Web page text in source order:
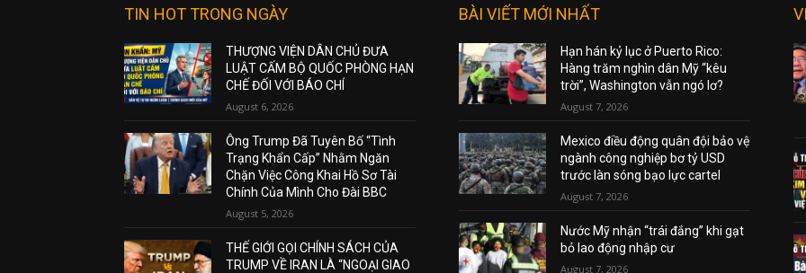
TIN HOT TRONG NGÀY
THƯỢNG VIỆN DÂN CHỦ ĐƯA
LUẬT CẤM BỘ QUỐC PHÒNG HẠN
CHẾ ĐỐI VỚI BÁO CHÍ
August 6, 2026
Ông Trump Đã Tuyên Bố “Tình
Trạng Khẩn Cấp” Nhằm Ngăn
Chặn Việc Công Khai Hồ Sơ Tài
Chính Của Mình Cho Đài BBC
August 5, 2026
THẾ GIỚI GỌI CHÍNH SÁCH CỦA
TRUMP VỀ IRAN LÀ “NGOẠI GIAO
BÀI VIẾT MỚI NHẤT
Hạn hán kỷ lục ở Puerto Rico:
Hàng trăm nghìn dân Mỹ “kêu
trời”, Washington vẫn ngó lơ?
August 7, 2026
Mexico điều động quân đội bảo vệ
ngành công nghiệp bơ tỷ USD
trước làn sóng bạo lực cartel
August 7, 2026
Nước Mỹ nhận “trái đắng” khi gạt
bỏ lao động nhập cư
August 7, 2026